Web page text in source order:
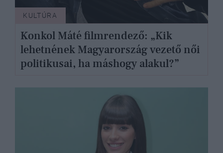
KULTÚRA
Konkol Máté filmrendező: „Kik
lehetnének Magyarország vezető női
politikusai, ha máshogy alakul?”